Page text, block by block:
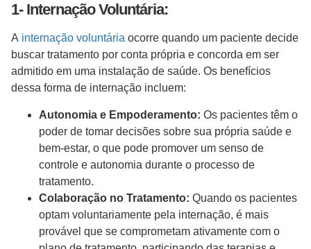
1- Internação Voluntária:
A internação voluntária ocorre quando um paciente decide
buscar tratamento por conta própria e concorda em ser
admitido em uma instalação de saúde. Os benefícios
dessa forma de internação incluem:
Autonomia e Empoderamento: Os pacientes têm o
poder de tomar decisões sobre sua própria saúde e
bem-estar, o que pode promover um senso de
controle e autonomia durante o processo de
tratamento.
Colaboração no Tratamento: Quando os pacientes
optam voluntariamente pela internação, é mais
provável que se comprometam ativamente com o